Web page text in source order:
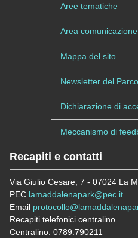
Aree tematiche
Area comunicazione
Mappa del sito
Newsletter del Parco
Dichiarazione di
Meccanismo di
Recapiti e contatti
Via Giulio Cesare, 7 - 07024 La
PEC lamaddalenapark@pec.it
Email
Recapiti telefonici centralino
Centralino: 0789.790211